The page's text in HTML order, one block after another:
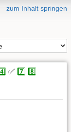
zum Inhalt springen
✅ 7️⃣ 8️⃣